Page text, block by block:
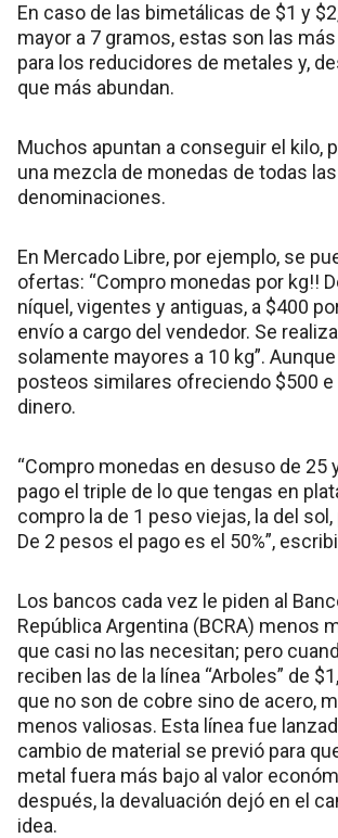
En caso de las bimetálicas de $1 y
mayor a 7 gramos, estas son las
para los reducidores de metales y,
que más abundan.
Muchos apuntan a conseguir el kilo,
una mezcla de monedas de todas las
denominaciones.
En Mercado Libre, por ejemplo, se
ofertas: “Compro monedas por kg!!
níquel, vigentes y antiguas, a $400
envío a cargo del vendedor. Se
solamente mayores a 10 kg”.
posteos similares ofreciendo $500
dinero.
“Compro monedas en desuso de 25
pago el triple de lo que tengas en
compro la de 1 peso viejas, la del sol,
De 2 pesos el pago es el 50%”,
Los bancos cada vez le piden al
República Argentina (BCRA) menos
que casi no las necesitan; pero
reciben las de la línea “Arboles” de
que no son de cobre sino de acero,
menos valiosas. Esta línea fue
cambio de material se previó para
metal fuera más bajo al valor
después, la devaluación dejó en el
idea.